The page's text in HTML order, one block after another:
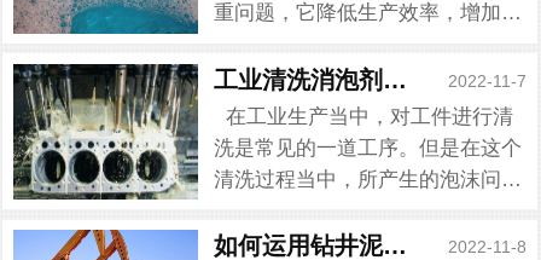
重问题，它降低生产效率，增加生
的使用寿命，还会影响到产品的质
量和使用效果。比如清洗剂的生产
过程中，需要添加许多的化学助
剂，大多数...
工业清洗消泡剂的消泡效果 2022-11-7
在工业生产当中，对工件进行清
洗是常见的一道工序。但是在这个
清洗过程当中，所产生的泡沫问题
现了泡沫问题，而这种泡沫的出现
如何运用钻井泥浆消泡剂 2022-11-8